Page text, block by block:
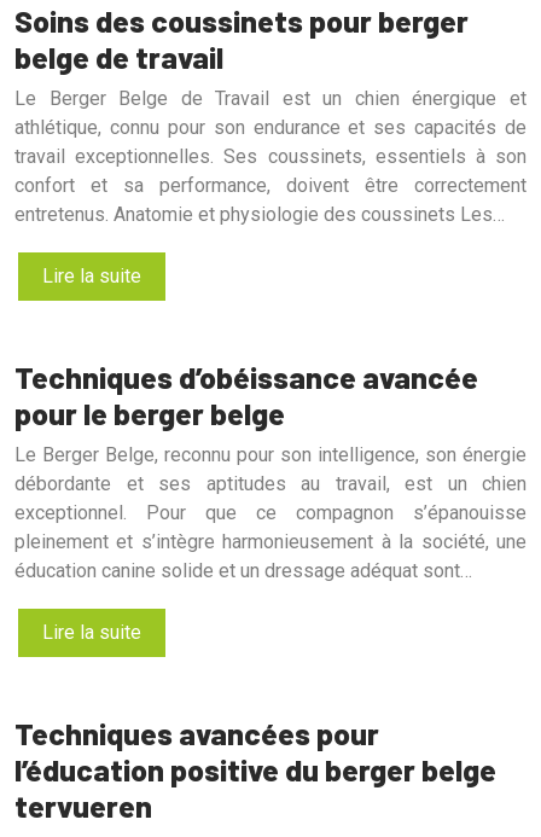
Soins des coussinets pour berger
belge de travail
Le Berger Belge de Travail est un chien énergique et
athlétique, connu pour son endurance et ses capacités de
travail exceptionnelles. Ses coussinets, essentiels à son
confort et sa performance, doivent être correctement
entretenus. Anatomie et physiologie des coussinets Les…
Lire la suite
Techniques d’obéissance avancée
pour le berger belge
Le Berger Belge, reconnu pour son intelligence, son énergie
débordante et ses aptitudes au travail, est un chien
exceptionnel. Pour que ce compagnon s’épanouisse
pleinement et s’intègre harmonieusement à la société, une
éducation canine solide et un dressage adéquat sont…
Lire la suite
Techniques avancées pour
l’éducation positive du berger belge
tervueren